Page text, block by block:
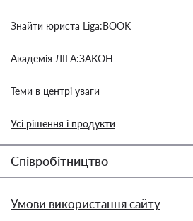
Знайти юриста Liga:BOOK
Академія ЛІГА:ЗАКОН
Теми в центрі уваги
Усі рішення і продукти
Співробітництво
Умови використання сайту